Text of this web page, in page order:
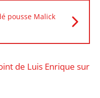
pousse Malick
de Luis Enrique sur